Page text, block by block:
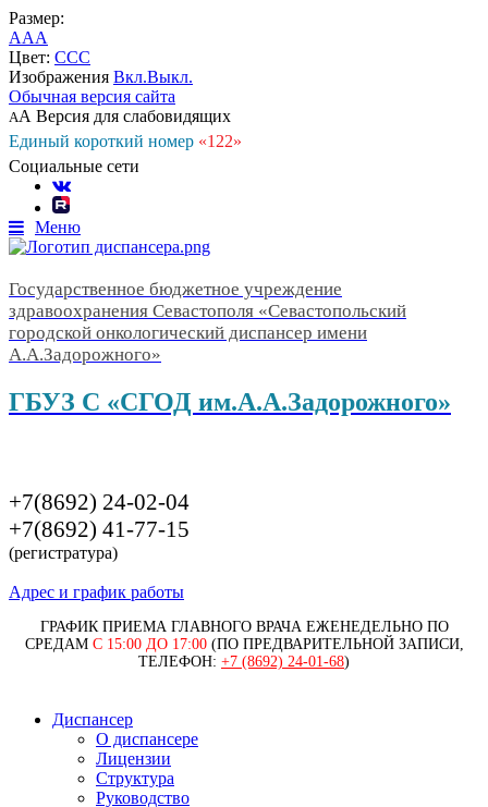
Размер:
AAA
Цвет: CCC
Изображения Вкл.Выкл.
Обычная версия сайта
АА Версия для слабовидящих
Единый короткий номер «122»
Социальные сети
Меню
Государственное бюджетное учреждение
здравоохранения Севастополя «Севастопольский
городской онкологический диспансер имени
А.А.Задорожного»
ГБУЗ С «СГОД им.А.А.Задорожного»
+7(8692) 24-02-04
+7(8692) 41-77-15
(регистратура)
Адрес и график работы
ГРАФИК ПРИЕМА ГЛАВНОГО ВРАЧА ЕЖЕНЕДЕЛЬНО ПО
СРЕДАМ С 15:00 ДО 17:00(ПО ПРЕДВАРИТЕЛЬНОЙ ЗАПИСИ,
ТЕЛЕФОН: +7 (8692) 24-01-68)
Диспансер
О диспансере
Лицензии
Структура
Руководство